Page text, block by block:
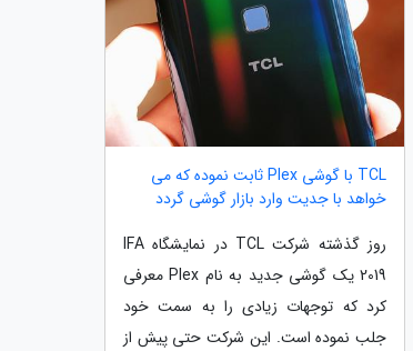
TCL با گوشی Plex ثابت نموده که می
خواهد با جدیت وارد بازار گوشی گردد
روز گذشته شرکت TCL در نمایشگاه IFA
2019 یک گوشی جدید به نام Plex معرفی
کرد که توجهات زیادی را به سمت خود
جلب نموده است. این شرکت حتی پیش از